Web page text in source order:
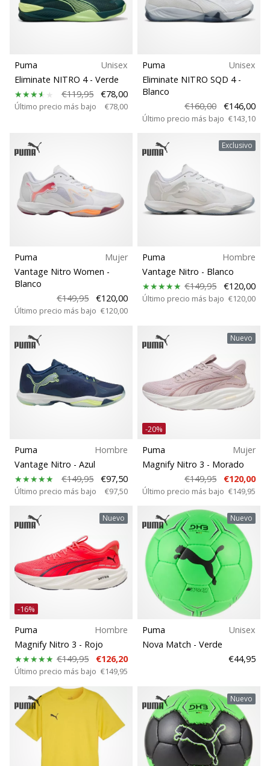
zapatillas
de
Accelerate
NITRO
SQD
5!
actualizaciones
técnicas
y…
25. 11. 2024
¡Conviértete
en
embajador
Weplayhandball!
consideras
un
¡Te
queremos
en
Mostrar
todos
artículos
Talla
Tipo de balón
Soporte sujetador
Carbon
Clubes
Colección
Disciplina
Drop
Corte
Función
Jugadores
Espacio de juego
Posición
Temporada
Deporte
Sustentabilidad
Calidades
Terreno
Puma
Unisex
Eliminate NITRO 4 - Verde
€119,95
€78,00
Último precio más bajo €78,00
Puma
Unisex
Eliminate NITRO SQD 4 -
Blanco
€160,00
€146,00
Último precio más bajo €143,10
Puma
Mujer
Vantage Nitro Women -
Blanco
€149,95
€120,00
Último precio más bajo €120,00
Exclusivo
Puma
Hombre
Vantage Nitro - Blanco
€149,95
€120,00
Último precio más bajo €120,00
Puma
Hombre
Vantage Nitro - Azul
€149,95
€97,50
Último precio más bajo €97,50
Nuevo
-20%
Puma
Mujer
Magnify Nitro 3 - Morado
€149,95
€120,00
Último precio más bajo €149,95
Nuevo
-16%
Puma
Hombre
Magnify Nitro 3 - Rojo
€149,95
€126,20
Último precio más bajo €149,95
Nuevo
Puma
Unisex
Nova Match - Verde
€44,95
Nuevo